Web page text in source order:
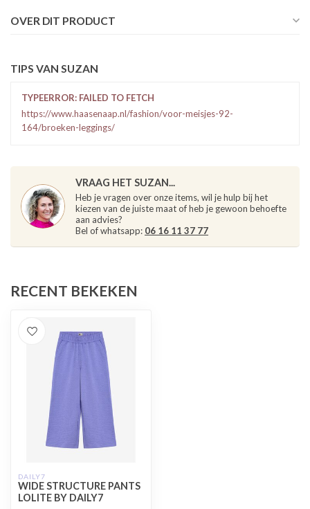
OVER DIT PRODUCT
TIPS VAN SUZAN
TYPEERROR: FAILED TO FETCH
https://www.haasenaap.nl/fashion/voor-meisjes-92-
164/broeken-leggings/
VRAAG HET SUZAN...
Heb je vragen over onze items, wil je hulp bij het
kiezen van de juiste maat of heb je gewoon behoefte
aan advies?
Bel of whatsapp: 06 16 11 37 77
RECENT BEKEKEN
DAILY7
WIDE STRUCTURE PANTS
LOLITE BY DAILY7